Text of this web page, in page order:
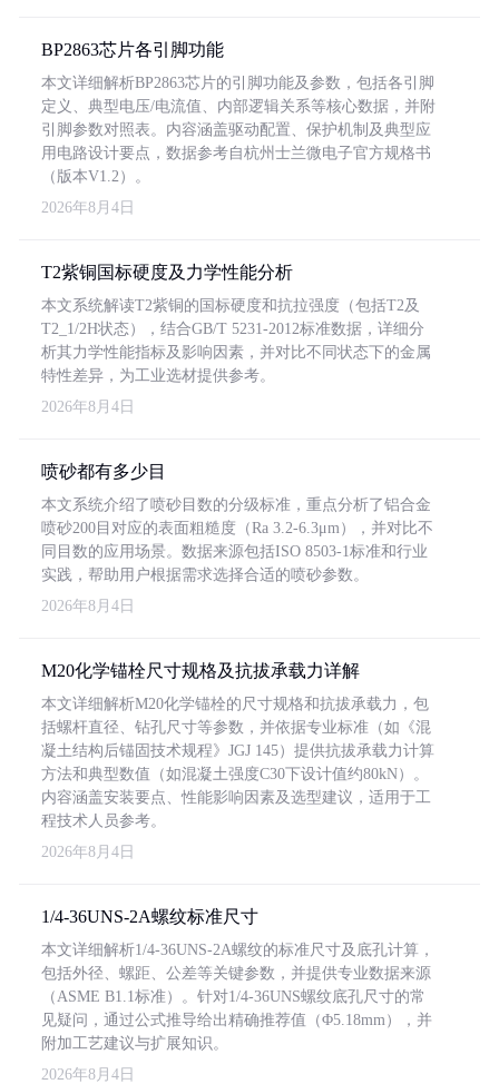
BP2863芯片各引脚功能
本文详细解析BP2863芯片的引脚功能及参数，包括各引脚
定义、典型电压/电流值、内部逻辑关系等核心数据，并附
引脚参数对照表。内容涵盖驱动配置、保护机制及典型应
用电路设计要点，数据参考自杭州士兰微电子官方规格书
（版本V1.2）。
2026年8月4日
T2紫铜国标硬度及力学性能分析
本文系统解读T2紫铜的国标硬度和抗拉强度（包括T2及
T2_1/2H状态），结合GB/T 5231-2012标准数据，详细分
析其力学性能指标及影响因素，并对比不同状态下的金属
特性差异，为工业选材提供参考。
2026年8月4日
喷砂都有多少目
本文系统介绍了喷砂目数的分级标准，重点分析了铝合金
喷砂200目对应的表面粗糙度（Ra 3.2-6.3μm），并对比不
同目数的应用场景。数据来源包括ISO 8503-1标准和行业
实践，帮助用户根据需求选择合适的喷砂参数。
2026年8月4日
M20化学锚栓尺寸规格及抗拔承载力详解
本文详细解析M20化学锚栓的尺寸规格和抗拔承载力，包
括螺杆直径、钻孔尺寸等参数，并依据专业标准（如《混
凝土结构后锚固技术规程》JGJ 145）提供抗拔承载力计算
方法和典型数值（如混凝土强度C30下设计值约80kN）。
内容涵盖安装要点、性能影响因素及选型建议，适用于工
程技术人员参考。
2026年8月4日
1/4-36UNS-2A螺纹标准尺寸
本文详细解析1/4-36UNS-2A螺纹的标准尺寸及底孔计算，
包括外径、螺距、公差等关键参数，并提供专业数据来源
（ASME B1.1标准）。针对1/4-36UNS螺纹底孔尺寸的常
见疑问，通过公式推导给出精确推荐值（Φ5.18mm），并
附加工艺建议与扩展知识。
2026年8月4日